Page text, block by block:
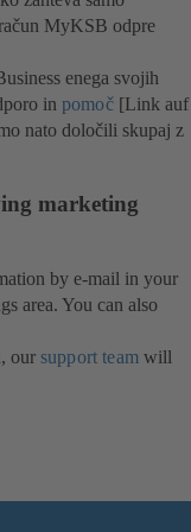
MyKSB odpre
enega svojih
in pomoč[Link auf
nato določili skupaj z
marketing
by e-mail in your
area. You can also
our support team will